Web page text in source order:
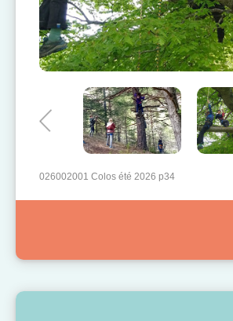
026002001 Colos été 2026 p34